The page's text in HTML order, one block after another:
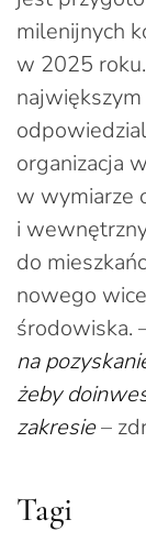
milenijnych
w 2025
organizacja
w wymiarze
i
do
nowego
środowiska.
na
żeby
zakresie–
Tagi